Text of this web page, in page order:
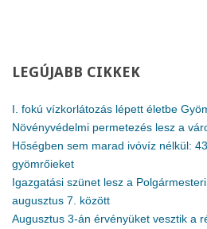
LEGÚJABB CIKKEK
I. fokú vízkorlátozás lépett életbe
Növényvédelmi permetezés lesz a
Hőségben sem marad ivóvíz nélkül:
gyömrőieket
Igazgatási szünet lesz a
augusztus 7. között
Augusztus 3-án érvényüket vesztik a